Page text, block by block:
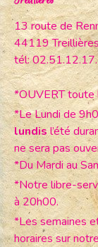
13 route de
44119
tél:
*OUVERT toute
*Le Lundi de
lundisl’été
ne sera pas
*Du Mardi au
*Notre libre-
à 20h00.
*Les semaines
horaires sur